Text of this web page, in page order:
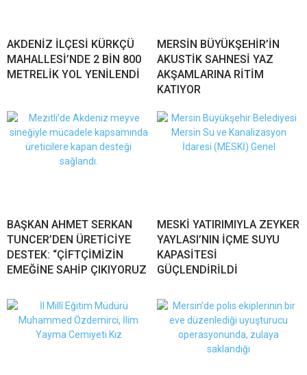
AKDENİZ İLÇESİ KÜRKÇÜ
MAHALLESİ’NDE 2 BİN 800
METRELİK YOL YENİLENDİ
MERSİN BÜYÜKŞEHİR’İN
AKUSTİK SAHNESİ YAZ
AKŞAMLARINA RİTİM
KATIYOR
BAŞKAN AHMET SERKAN
TUNCER’DEN ÜRETİCİYE
DESTEK: “ÇİFTÇİMİZİN
EMEĞİNE SAHİP ÇIKIYORUZ
MESKİ YATIRIMIYLA ZEYKER
YAYLASI’NIN İÇME SUYU
KAPASİTESİ
GÜÇLENDİRİLDİ